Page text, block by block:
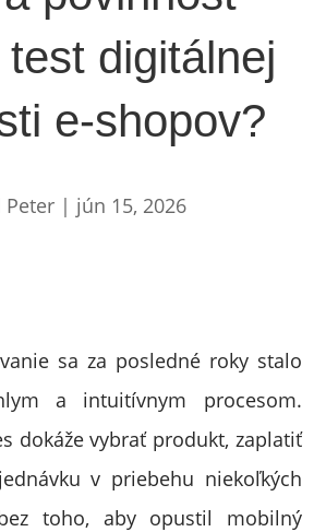
digitálnej
e-shopov?
Peter | jún 15, 2026
sa za posledné roky stalo
a intuitívnym procesom.
dokáže vybrať produkt, zaplatiť
v priebehu niekoľkých
toho, aby opustil mobilný